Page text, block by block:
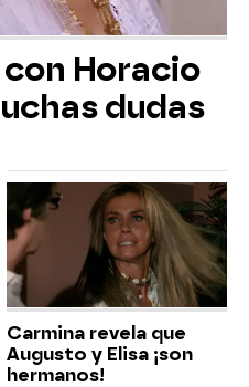
Horacio
dudas
Carmina revela que
Augusto y Elisa ¡son
hermanos!